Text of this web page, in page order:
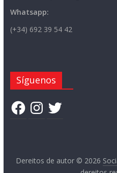
Whatsapp:
(+34) 692 39 54 42
Síguenos
FacebookInstagram
Twitter
Dereitos de autor © 2026